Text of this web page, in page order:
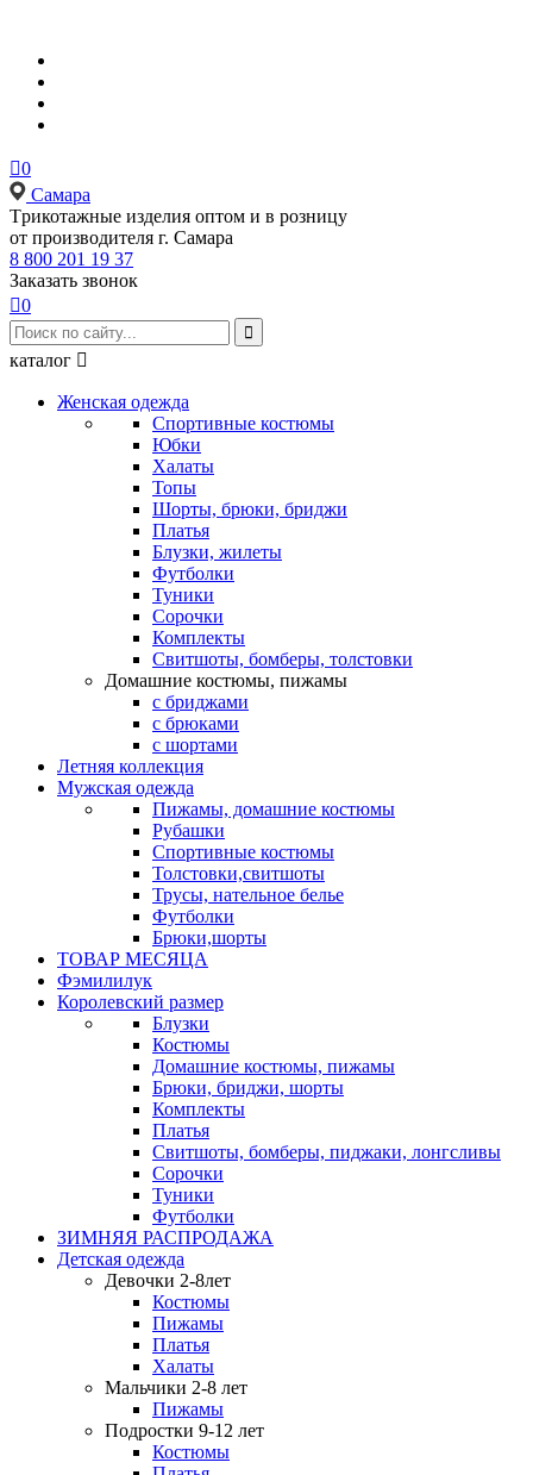
0
Самара
Tрикотажные изделия оптом и в розницу
от производителя г. Самара
8 800 201 19 37
Заказать звонок
0

каталог 
Женская одежда
Спортивные костюмы
Юбки
Халаты
Топы
Шорты, брюки, бриджи
Платья
Блузки, жилеты
Футболки
Туники
Сорочки
Комплекты
Свитшоты, бомберы, толстовки
Домашние костюмы, пижамы
с бриджами
с брюками
с шортами
Летняя коллекция
Мужская одежда
Пижамы, домашние костюмы
Рубашки
Спортивные костюмы
Толстовки,свитшоты
Трусы, нательное белье
Футболки
Брюки,шорты
ТОВАР МЕСЯЦА
Фэмилилук
Королевский размер
Блузки
Костюмы
Домашние костюмы, пижамы
Брюки, бриджи, шорты
Комплекты
Платья
Свитшоты, бомберы, пиджаки, лонгсливы
Сорочки
Туники
Футболки
ЗИМНЯЯ РАСПРОДАЖА
Детская одежда
Девочки 2-8лет
Костюмы
Пижамы
Платья
Халаты
Мальчики 2-8 лет
Пижамы
Подростки 9-12 лет
Костюмы